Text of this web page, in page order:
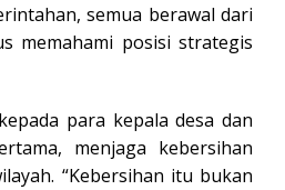
semua berawal dari
memahami posisi strategis
para kepala desa dan
menjaga kebersihan
“Kebersihan itu bukan